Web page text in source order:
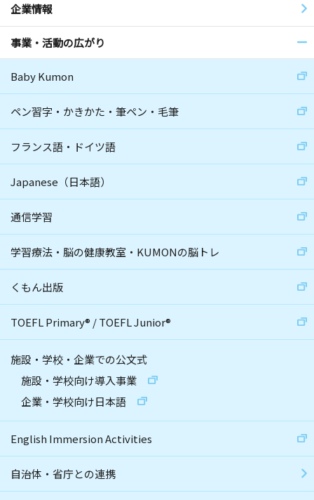
企業情報
事業・活動の広がり
Baby Kumon
ペン習字・かきかた・筆ペン・毛筆
フランス語・ドイツ語
Japanese（日本語）
通信学習
学習療法・脳の健康教室・KUMONの脳トレ
くもん出版
TOEFL Primary® /TOEFL Junior®
施設・学校・企業での公文式
施設・学校向け導入事業
企業・学校向け日本語
English Immersion Activities
自治体・省庁との連携